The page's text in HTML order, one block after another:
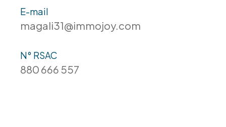
E-mail
magali31@immojoy.com
N° RSAC
880 666 557